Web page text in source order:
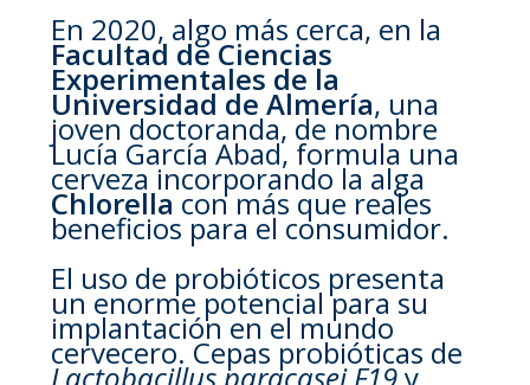
En 2020, algo más cerca, en la
Facultad de Ciencias
Experimentales de la
Universidad de Almería, una
joven doctoranda, de nombre
Lucía García Abad, formula una
cerveza incorporando la alga
Chlorellacon más que reales
beneficios para el consumidor.
El uso de probióticos presenta
un enorme potencial para su
implantación en el mundo
cervecero. Cepas probióticas de
Lactobacillus paracasei F19y